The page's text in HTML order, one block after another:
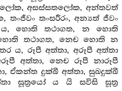
අසස්සතලෝක, අන්තවත්
තංසරීරං, අන්‍යත් ජීවං
ය, හොති තථාගත, න හොති
තථාගත, නෙච හොති න
ය, රූපී අත්තා, අරූපී අත්තා
අත්තා, නෙච රූපී නාරූපී
ඒකන්ත දුක්ඛී අත්තා, සුඛදුක්ඛී
සූත්‍රයෝ ය යි සවිසි සූත්‍ර